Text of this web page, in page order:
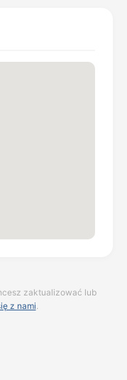
zaktualizować lub
z nami.